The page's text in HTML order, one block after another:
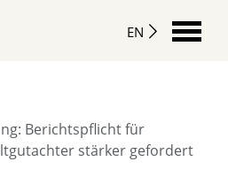
EN
Berichtspflicht für
stärker gefordert